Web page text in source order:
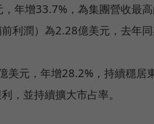
年增33.7%，為集團營收最高
利潤）為2.28億美元，去年
元，年增28.2%，持續穩居
，並持續擴大市占率。